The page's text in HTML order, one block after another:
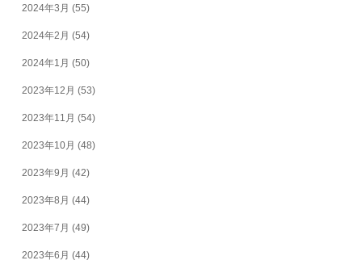
2024年3月 (55)
2024年2月 (54)
2024年1月 (50)
2023年12月 (53)
2023年11月 (54)
2023年10月 (48)
2023年9月 (42)
2023年8月 (44)
2023年7月 (49)
2023年6月 (44)